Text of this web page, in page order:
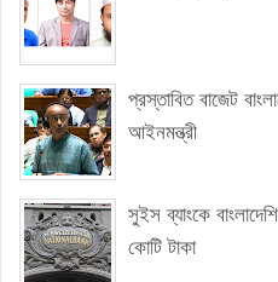
প্রস্তাবিত বাজেট
আইনমন্ত্রী
সুইস ব্যাংকে
কোটি টাকা